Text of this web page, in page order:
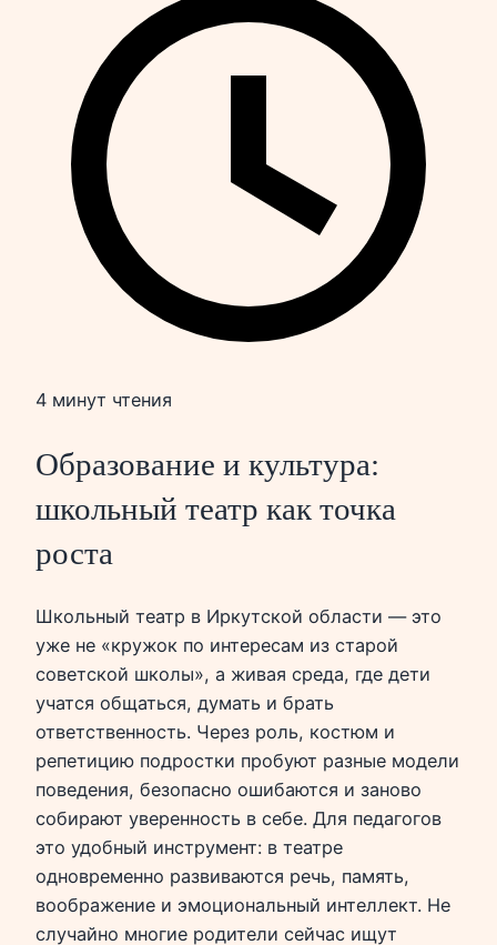
4 минут чтения
Образование и культура:
школьный театр как точка
роста
Школьный театр в Иркутской области — это
уже не «кружок по интересам из старой
советской школы», а живая среда, где дети
учатся общаться, думать и брать
ответственность. Через роль, костюм и
репетицию подростки пробуют разные модели
поведения, безопасно ошибаются и заново
собирают уверенность в себе. Для педагогов
это удобный инструмент: в театре
одновременно развиваются речь, память,
воображение и эмоциональный интеллект. Не
случайно многие родители сейчас ищут